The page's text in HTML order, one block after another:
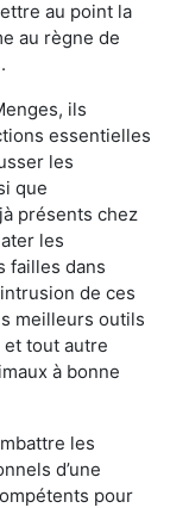
au point la
au règne de
ils
essentielles
les
que
présents chez
les
failles dans
de ces
meilleurs outils
tout autre
à bonne
les
d’une
pour